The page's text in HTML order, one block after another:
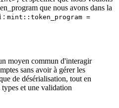
que nous avons dans la
: mint::token_program =
moyen commun d'interagir
sans avoir à gérer les
de désérialisation, tout en
et une validation